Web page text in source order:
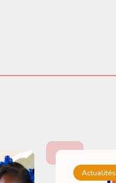
Actualités